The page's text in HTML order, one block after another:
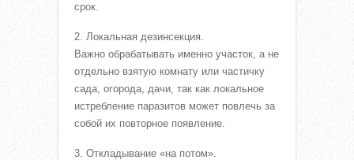
срок.
Локальная дезинсекция.
Важно обрабатывать именно участок, а не
отдельно взятую комнату или частичку
сада, огорода, дачи, так как локальное
истребление паразитов может повлечь за
собой их повторное появление.
Откладывание «на потом».